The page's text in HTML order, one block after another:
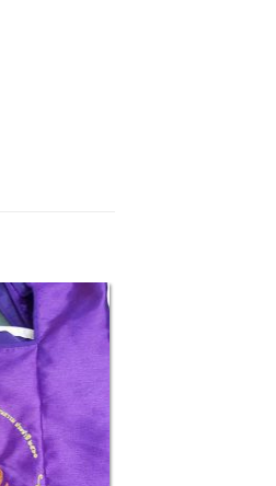
Add to
Wishlist